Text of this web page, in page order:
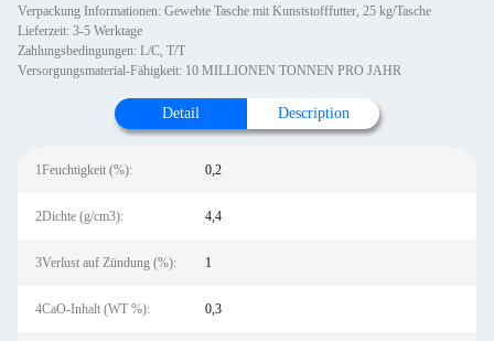
Verpackung Informationen: Gewebte Tasche mit Kunststofffutter, 25 kg/Tasche
Lieferzeit: 3-5 Werktage
Zahlungsbedingungen: L/C, T/T
Versorgungsmaterial-Fähigkeit: 10 MILLIONEN TONNEN PRO JAHR
Detail Description
1Feuchtigkeit (%): 0,2
2Dichte (g/cm3): 4,4
3Verlust auf Zündung (%): 1
4CaO-Inhalt (WT %): 0,3